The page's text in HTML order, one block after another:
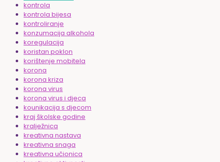
kontrola
kontrola bijesa
kontroliranje
konzumacija alkohola
koregulacija
koristan poklon
korištenje mobitela
korona
korona kriza
korona virus
korona virus i djeca
kounikacija s djecom
kraj školske godine
kralježnica
kreativna nastava
kreativna snaga
kreativna učionica